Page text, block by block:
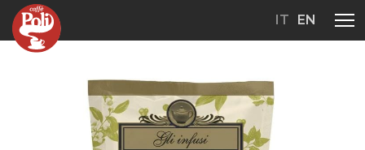
IT EN